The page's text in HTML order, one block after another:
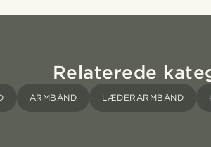
Relaterede
ARMBÅND LÆDERARMBÅND